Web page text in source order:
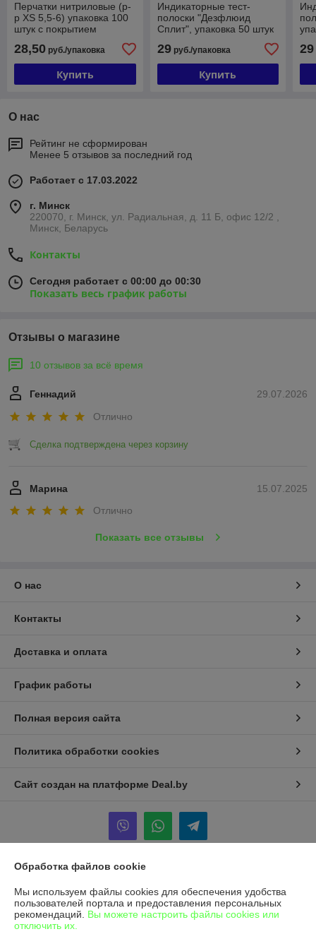
Перчатки нитриловые (р-
р ХS 5,5-6) упаковка 100
штук с покрытием
CERTUS (Малайзия)
+20% НДС
28,50 руб./упаковка
Купить
Индикаторные тест-
полоски "Дезфлюид
Сплит", упаковка 50 штук
29руб./упаковка
Купить
29
О нас
Рейтинг не сформирован
Менее 5 отзывов за последний год
Работает с 17.03.2022
г. Минск
220070, г. Минск, ул. Радиальная, д. 11 Б, офис 12/2 ,
Минск, Беларусь
Контакты
Сегодня работает с 00:00 до 00:30
Показать весь график работы
Отзывы о магазине
10 отзывов за всё время
29.07.2026
Геннадий
Отлично
Сделка подтверждена через корзину
15.07.2025
Марина
Отлично
Показать все отзывы
О нас
Контакты
Доставка и оплата
График работы
Полная версия сайта
Политика обработки cookies
Сайт создан на платформе Deal.by
Юридическое лицо:Общество с ограниченной ответственностью
"Альфасептика"
220070, г. Минск, ул. Радиальная, д. 11 Б, офис 12/2
Обработка файлов cookie
Мы используем файлы cookies для обеспечения удобства
пользователей портала и предоставления персональных
рекомендаций. Вы можете настроить файлы cookies или
отключить их.